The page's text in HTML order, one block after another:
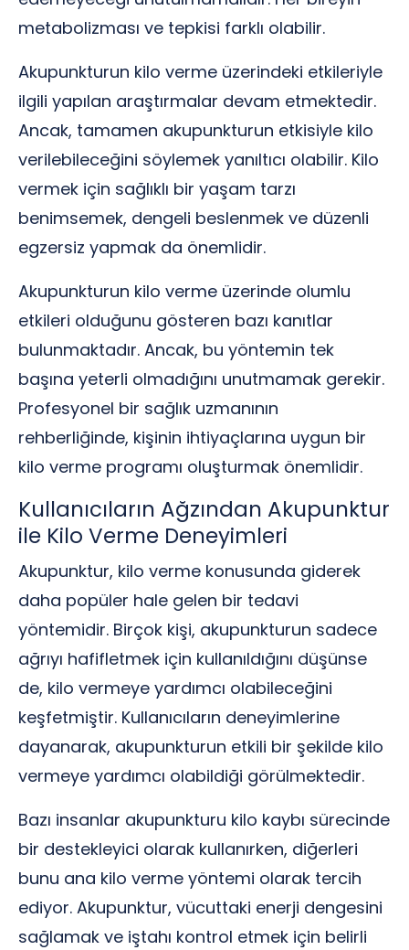
metabolizması ve tepkisi farklı olabilir.
Akupunkturun kilo verme üzerindeki etkileriyle
ilgili yapılan araştırmalar devam etmektedir.
Ancak, tamamen akupunkturun etkisiyle kilo
verilebileceğini söylemek yanıltıcı olabilir. Kilo
vermek için sağlıklı bir yaşam tarzı
benimsemek, dengeli beslenmek ve düzenli
egzersiz yapmak da önemlidir.
Akupunkturun kilo verme üzerinde olumlu
etkileri olduğunu gösteren bazı kanıtlar
bulunmaktadır. Ancak, bu yöntemin tek
başına yeterli olmadığını unutmamak gerekir.
Profesyonel bir sağlık uzmanının
rehberliğinde, kişinin ihtiyaçlarına uygun bir
kilo verme programı oluşturmak önemlidir.
Kullanıcıların Ağzından Akupunktur
ile Kilo Verme Deneyimleri
Akupunktur, kilo verme konusunda giderek
daha popüler hale gelen bir tedavi
yöntemidir. Birçok kişi, akupunkturun sadece
ağrıyı hafifletmek için kullanıldığını düşünse
de, kilo vermeye yardımcı olabileceğini
keşfetmiştir. Kullanıcıların deneyimlerine
dayanarak, akupunkturun etkili bir şekilde kilo
vermeye yardımcı olabildiği görülmektedir.
Bazı insanlar akupunkturu kilo kaybı sürecinde
bir destekleyici olarak kullanırken, diğerleri
bunu ana kilo verme yöntemi olarak tercih
ediyor. Akupunktur, vücuttaki enerji dengesini
sağlamak ve iştahı kontrol etmek için belirli